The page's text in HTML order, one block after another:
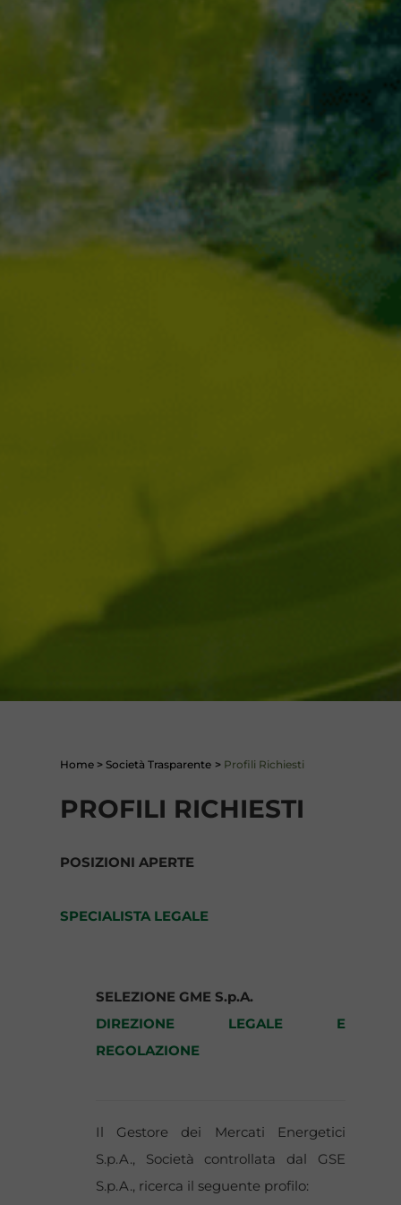
Home > Società Trasparente > Profili Richiesti
PROFILI RICHIESTI
POSIZIONI APERTE
SPECIALISTA LEGALE
SELEZIONE GME S.p.A.
DIREZIONE LEGALE E
REGOLAZIONE
Il Gestore dei Mercati Energetici
S.p.A., Società controllata dal GSE
S.p.A., ricerca il seguente profilo: